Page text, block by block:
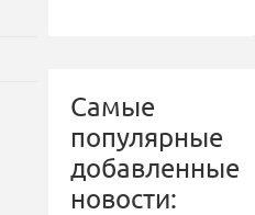
Самые
популярные
добавленные
новости: